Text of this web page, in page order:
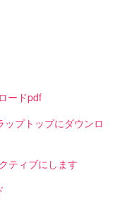
ードpdf
プトップにダウンロ
ティブにします